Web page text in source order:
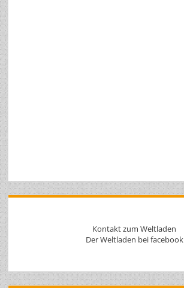
Kontakt zum Weltladen
Der Weltladen bei facebook